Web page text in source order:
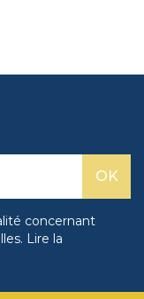
concernant
Lire la